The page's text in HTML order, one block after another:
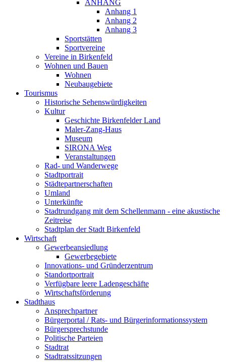
ANHANG
Anhang 1
Anhang 2
Anhang 3
Sportstätten
Sportvereine
Vereine in Birkenfeld
Wohnen und Bauen
Wohnen
Neubaugebiete
Tourismus
Historische Sehenswürdigkeiten
Kultur
Geschichte Birkenfelder Land
Maler-Zang-Haus
Museum
SIRONA Weg
Veranstaltungen
Rad- und Wanderwege
Stadtportrait
Städtepartnerschaften
Umland
Unterkünfte
Stadtrundgang mit dem Schellenmann - eine akustische
Zeitreise
Stadtplan der Stadt Birkenfeld
Wirtschaft
Gewerbeansiedlung
Gewerbegebiete
Innovations- und Gründerzentrum
Standortportrait
Verfügbare leere Ladengeschäfte
Wirtschaftsförderung
Stadthaus
Ansprechpartner
Bürgerportal / Rats- und Bürgerinformationssystem
Bürgersprechstunde
Politische Parteien
Stadtrat
Stadtratssitzungen